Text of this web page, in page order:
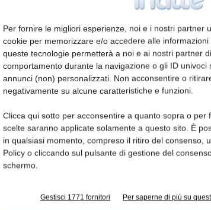
Per fornire le migliori esperienze, noi e i nostri partner
cookie per memorizzare e/o accedere alle
queste tecnologie permetterà a noi e ai nostri partner
comportamento durante la navigazione o gli ID univoci
annunci (non) personalizzati. Non acconsentire o
negativamente su alcune caratteristiche e funzioni.
Clicca qui sotto per acconsentire a quanto sopra o per
scelte saranno applicate solamente a questo sito. È
in qualsiasi momento, compreso il ritiro del consenso,
Policy o cliccando sul pulsante di gestione del
schermo.
Gestisci 1771 fornitori Per saperne di più su
dei formaggi ovini, è stato
prevista era il 10 maggio a Nuoro.
infatti, non può prescindere da attività
inconciliabili con la
significativa di produttori, tecnici,
e ospiti.
spiega il Comitato promotore
della situazione, per
creare occasioni di confronto tra gli
e la diversificazione delle produzioni,